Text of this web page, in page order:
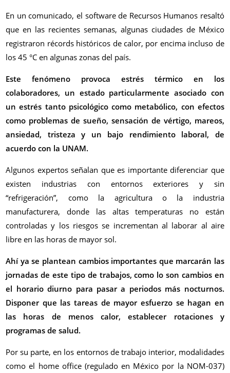
En un comunicado, el software de Recursos Humanos resaltó
que en las recientes semanas, algunas ciudades de México
registraron récords históricos de calor, por encima incluso de
los 45 °C en algunas zonas del país.
Este fenómeno provoca estrés térmico en los
colaboradores, un estado particularmente asociado con
un estrés tanto psicológico como metabólico, con efectos
como problemas de sueño, sensación de vértigo, mareos,
ansiedad, tristeza y un bajo rendimiento laboral, de
acuerdo con la UNAM.
Algunos expertos señalan que es importante diferenciar que
existen industrias con entornos exteriores y sin
“refrigeración”, como la agricultura o la industria
manufacturera, donde las altas temperaturas no están
controladas y los riesgos se incrementan al laborar al aire
libre en las horas de mayor sol.
Ahí ya se plantean cambios importantes que marcarán las
jornadas de este tipo de trabajos, como lo son cambios en
el horario diurno para pasar a periodos más nocturnos.
Disponer que las tareas de mayor esfuerzo se hagan en
las horas de menos calor, establecer rotaciones y
programas de salud.
Por su parte, en los entornos de trabajo interior, modalidades
como el home office (regulado en México por la NOM-037)